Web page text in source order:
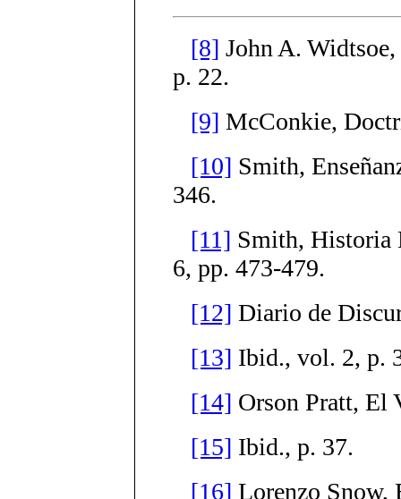
[8] John A.
p. 22.
[9] McConkie,
[10] Smith,
346.
[11] Smith, Historia
6, pp. 473-479.
[12] Diario de
[13] Ibid., vol. 2, p.
[14] Orson Pratt, El
[15] Ibid., p. 37.
[16] Lorenzo Snow,